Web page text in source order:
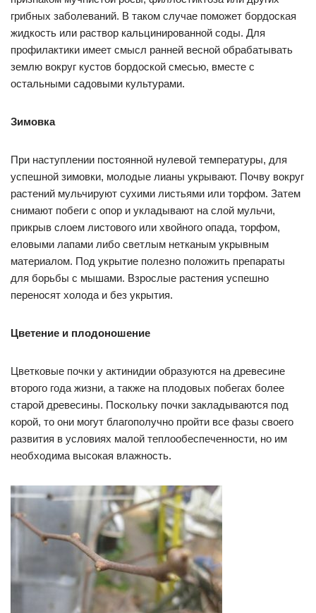
грибных заболеваний. В таком случае поможет бордоская
жидкость или раствор кальцинированной соды. Для
профилактики имеет смысл ранней весной обрабатывать
землю вокруг кустов бордоской смесью, вместе с
остальными садовыми культурами.
Зимовка
При наступлении постоянной нулевой температуры, для
успешной зимовки, молодые лианы укрывают. Почву вокруг
растений мульчируют сухими листьями или торфом. Затем
снимают побеги с опор и укладывают на слой мульчи,
прикрыв слоем листового или хвойного опада, торфом,
еловыми лапами либо светлым нетканым укрывным
материалом. Под укрытие полезно положить препараты
для борьбы с мышами. Взрослые растения успешно
переносят холода и без укрытия.
Цветение и плодоношение
Цветковые почки у актинидии образуются на древесине
второго года жизни, а также на плодовых побегах более
старой древесины. Поскольку почки закладываются под
корой, то они могут благополучно пройти все фазы своего
развития в условиях малой теплообеспеченности, но им
необходима высокая влажность.